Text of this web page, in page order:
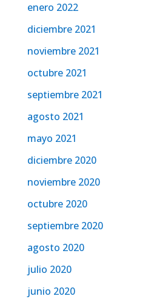
enero 2022
diciembre 2021
noviembre 2021
octubre 2021
septiembre 2021
agosto 2021
mayo 2021
diciembre 2020
noviembre 2020
octubre 2020
septiembre 2020
agosto 2020
julio 2020
junio 2020